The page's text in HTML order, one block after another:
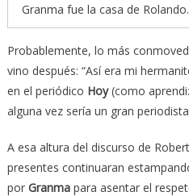
Granma fue la casa de
Probablemente, lo más
vino después: “Así era mi
en el periódico Hoy(como
alguna vez sería un gran
A esa altura del discurso de
presentes continuaran
por Granmapara asentar el